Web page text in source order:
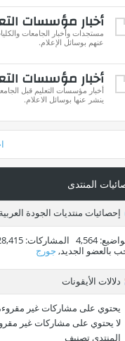
أخبار مؤسسات
مستجدات وأخبار الجامعات
عنهم بوسائل الإعلام.
أخبار مؤسسات
أخبار مؤسسات التعليم قبل
ينشر عنها بوسائل الاعلام.
المنتدى
إحصائيات منتديات الجودة العربية Arab Quality Forums
4,564 المشاركات
بالعضو الجديد, جورج
دلالات الأيقونات
يحتوي على مشاركات غير
لا يحتوي على مشاركات غير
المنتدى تصنيف